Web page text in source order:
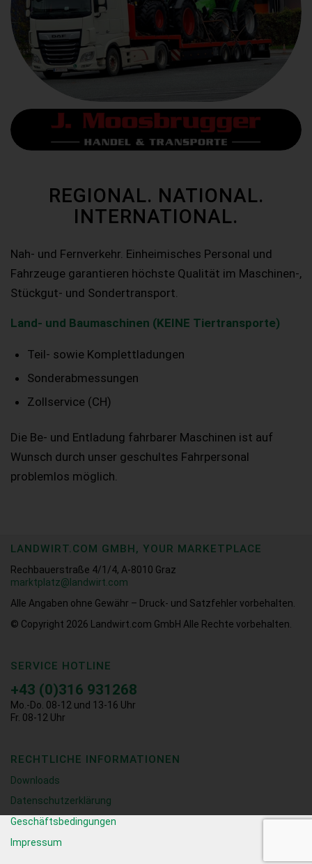
REGIONAL. NATIONAL.
INTERNATIONAL.
Nah- und Fernverkehr. Einheimisches Personal und
Fahrzeuge garantieren höchste Qualität im Maschinen-,
Stückgut- und Sondertransport.
Land- und Baumaschinen (KEINE Tiertransporte)
Teil- sowie Komplettladungen
Sonderabmessungen
Zollservice (CH)
Die Be- und Entladung fahrbarer Maschinen ist auf
Wunsch durch unser geschultes Fahrpersonal
problemlos möglich.
LANDWIRT.COM GMBH, YOUR MARKETPLACE
Rechbauerstraße 4/1/4, A-8010 Graz
marktplatz@landwirt.com
Alle Angaben ohne Gewähr – Druck- und Satzfehler vorbehalten.
© Copyright 2026
Landwirt.com GmbH Alle Rechte vorbehalten.
SERVICE HOTLINE
+43 (0)316 931268
Mo.-Do. 08-12 und 13-16 Uhr
Fr. 08-12 Uhr
RECHTLICHE INFORMATIONEN
Downloads
Datenschutzerklärung
Geschäftsbedingungen
Impressum